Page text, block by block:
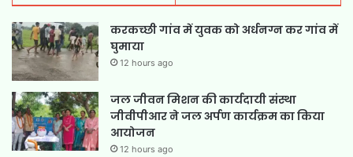
करकच्छी गांव में युवक को अर्धनग्न कर गांव में
घुमाया
12 hours ago
जल जीवन मिशन की कार्यदायी संस्था
जीवीपीआर ने जल अर्पण कार्यक्रम का किया
आयोजन
12 hours ago